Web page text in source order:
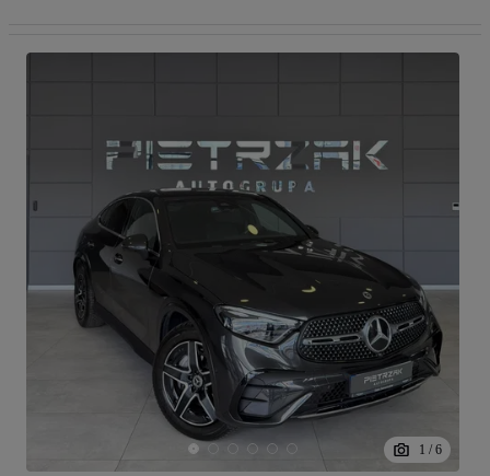
1 / 6